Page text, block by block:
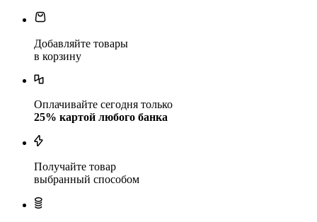
Добавляйте товары
в корзину
Оплачивайте сегодня только
25% картой любого банка
Получайте товар
выбранный способом